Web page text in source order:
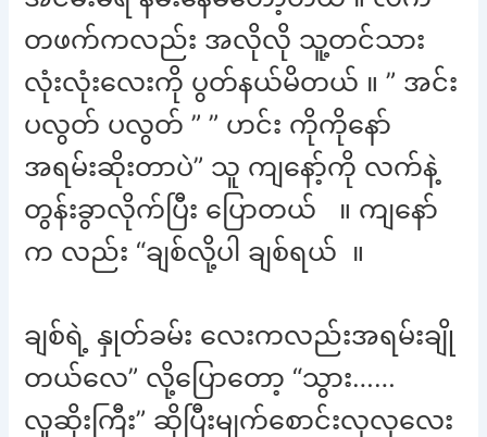
တဖက်ကလည်း အလိုလို သူ့တင်သား
လုံးလုံးလေးကို ပွတ်နယ်မိတယ် ။ ” အင်း
ပလွတ် ပလွတ် ” ” ဟင်း ကိုကိုနော်
အရမ်းဆိုးတာပဲ” သူ ကျနော့်ကို လက်နဲ့
တွန်းခွာလိုက်ပြီး ပြောတယ် ။ ကျနော်
က လည်း “ချစ်လို့ပါ ချစ်ရယ် ။
ချစ်ရဲ့ နှုတ်ခမ်း လေးကလည်းအရမ်းချို
တယ်လေ” လို့ပြောတော့ “သွား……
လူဆိုးကြီး” ဆိုပြီးမျက်စောင်းလှလှလေး